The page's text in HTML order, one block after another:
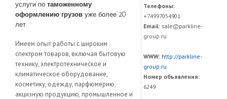
услуги по таможенному
оформлению грузов уже более 20
лет.
Имеем опыт работы с широким
спектром товаров, включая бытовую
технику, электротехническое и
климатическое оборудование,
косметику, одежду, парфюмерию,
акцизную продукцию, промышленное и
Телефоны:
+74997054901
Email:sale@parkline-
group.ru
WWW: http://parkline-
group.ru
Номер объявления:
6249